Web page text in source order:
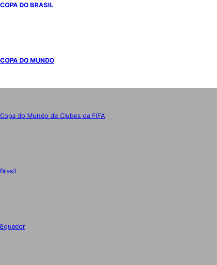
COPA DO BRASIL
COPA DO MUNDO
Copa do Mundo de Clubes da FIFA
Brasil
Equador